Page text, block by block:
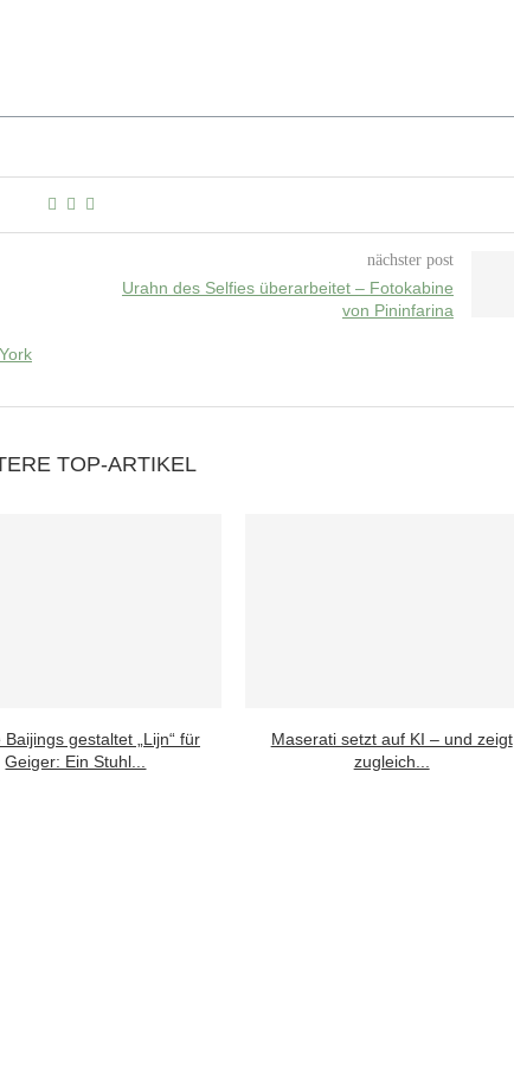
nächster post
Urahn des Selfies überarbeitet – Fotokabine
von Pininfarina
TOP-ARTIKEL
Baijings gestaltet „Lijn“ für
Geiger: Ein Stuhl...
Maserati setzt auf KI – und zeigt
zugleich...